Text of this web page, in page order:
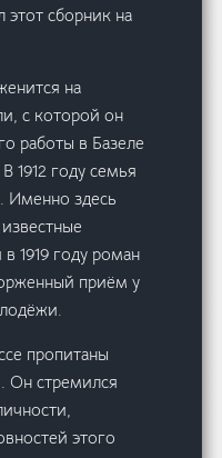
этот сборник на
на
с которой он
работы в Базеле
1912 году семья
Именно здесь
1919 году роман
приём у
пропитаны
Он стремился
этого